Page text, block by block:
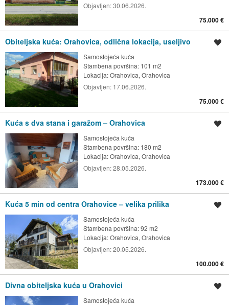
Objavljen:30.06.2026.
75.000 €
Obiteljska kuća: Orahovica, odlična lokacija, useljivo
Samostojeća kuća
Stambena površina: 101 m2
Lokacija:Orahovica, Orahovica
Objavljen: 17.06.2026.
75.000 €
Kuća s dva stana i garažom – Orahovica
Samostojeća kuća
Stambena površina: 180 m2
Lokacija:Orahovica, Orahovica
Objavljen:28.05.2026.
173.000 €
Kuća 5 min od centra Orahovice – velika prilika
Samostojeća kuća
Stambena površina: 92 m2
Lokacija:Orahovica, Orahovica
Objavljen:20.05.2026.
100.000 €
Divna obiteljska kuća u Orahovici
Samostojeća kuća